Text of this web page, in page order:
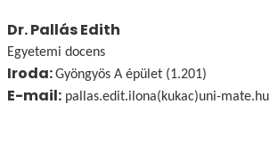
Dr. Pallás Edith
Egyetemi docens
Iroda:Gyöngyös A épület (1.201)
E-mail: pallas.edit.ilona(kukac)uni-mate.hu